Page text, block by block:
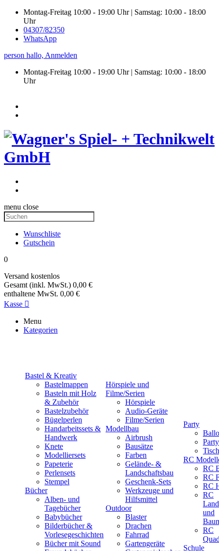
Montag-Freitag 10:00 - 19:00 Uhr | Samstag: 10:00 - 18:00
Uhr
04307/82350
WhatsApp
person hallo, Anmelden
Montag-Freitag 10:00 - 19:00 Uhr | Samstag: 10:00 - 18:00
Uhr
menu close
Wunschliste
Gutschein
0
Versand kostenlos
Gesamt (inkl. MwSt.) 0,00 €
enthaltene MwSt. 0,00 €
Kasse 
Menu
Kategorien
Bastel & Kreativ
Bastelmappen
Basteln mit Holz
& Zubehör
Bastelzubehör
Bügelperlen
Handarbeitssets &
Handwerk
Knete
Modelliersets
Papeterie
Perlensets
Stempel
Bücher
Alben- und
Tagebücher
Babybücher
Bilderbücher &
Vorlesegeschichten
Bücher mit Sound
Hörspiele und
Filme/Serien
Hörspiele
Audio-Geräte
Filme/Serien
Modellbau
Airbrush
Bausätze
Farben
Gelände- &
Landschaftsbau
Geschenk-Sets
Werkzeuge und
Hilfsmittel
Outdoor
Blaster
Drachen
Fahrrad
Gartengeräte
Party
RC
RC
RC
RC
RC
und
RC
Schule